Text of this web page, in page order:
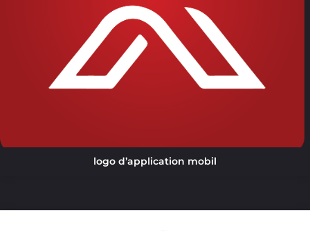
logo d’application mobil